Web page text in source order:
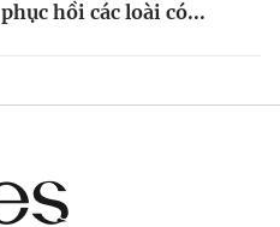
phục hồi các loài có...